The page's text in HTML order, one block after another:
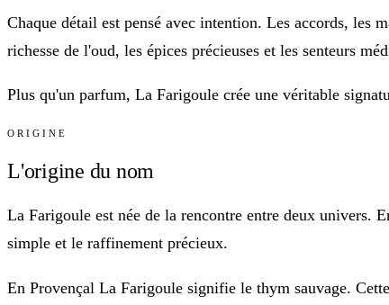
Chaque détail est pensé avec intention. Les accords, les
richesse de l'oud, les épices précieuses et les senteurs
Plus qu'un parfum, La Farigoule crée une véritable
ORIGINE
L'origine du nom
La Farigoule est née de la rencontre entre deux univers.
simple et le raffinement précieux.
En Provençal La Farigoule signifie le thym sauvage.